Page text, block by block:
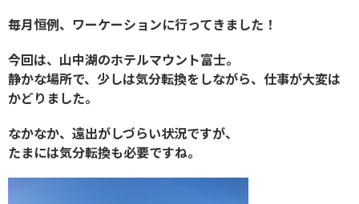
毎月恒例、ワーケーションに行ってきました！
今回は、山中湖のホテルマウント富士。
静かな場所で、少しは気分転換をしながら、仕事が大変は
かどりました。
なかなか、遠出がしづらい状況ですが、
たまには気分転換も必要ですね。